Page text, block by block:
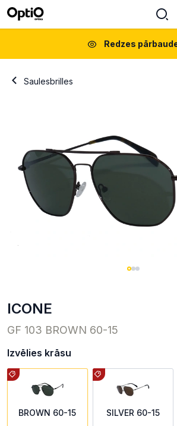
Redzes
Saulesbrilles
ICONE
GF 103 BROWN 60-15
Izvēlies krāsu
BROWN 60-15 SILVER 60-15